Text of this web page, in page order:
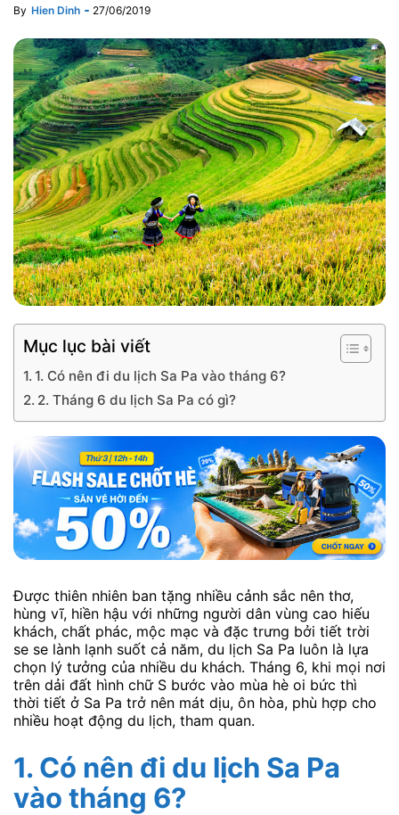
By Hien Dinh 27/06/2019
Mục lục bài viết
1. Có nên đi du lịch Sa Pa vào tháng 6?
2. Tháng 6 du lịch Sa Pa có gì?
Được thiên nhiên ban tặng nhiều cảnh sắc nên thơ,
hùng vĩ, hiền hậu với những người dân vùng cao hiếu
khách, chất phác, mộc mạc và đặc trưng bởi tiết trời
se se lành lạnh suốt cả năm, du lịch Sa Pa luôn là lựa
chọn lý tưởng của nhiều du khách. Tháng 6, khi mọi nơi
trên dải đất hình chữ S bước vào mùa hè oi bức thì
thời tiết ở Sa Pa trở nên mát dịu, ôn hòa, phù hợp cho
nhiều hoạt động du lịch, tham quan.
1. Có nên đi du lịch Sa Pa
vào tháng 6?